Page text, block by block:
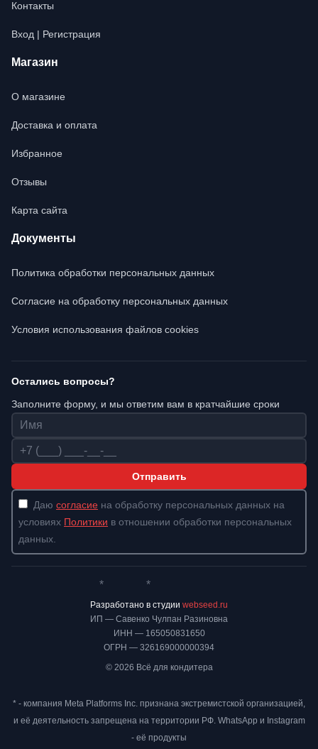
Контакты
Вход | Регистрация
Магазин
О магазине
Доставка и оплата
Избранное
Отзывы
Карта сайта
Документы
Политика обработки персональных данных
Согласие на обработку персональных данных
Условия использования файлов cookies
Остались вопросы?
Заполните форму, и мы ответим вам в кратчайшие сроки
Имя
Телефон
Отправить
Даю согласие на обработку персональных данных на
условиях Политики в отношении обработки персональных
данных.
ИП — Савенко Чулпан Разиновна
ИНН — 165050831650
ОГРН — 326169000000394
© 2026 Всё для кондитера
* *
Разработано в студии webseed.ru
* - компания Meta Platforms Inc. признана экстремистской организацией,
и её деятельность запрещена на территории РФ. WhatsApp и Instagram
- её продукты